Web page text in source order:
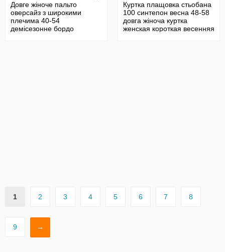
Довге жіноче пальто
оверсайз з широкими
плечима 40-54
демісезонне бордо
Куртка плащовка стьобана
100 синтепон весна 48-58
довга жіноча куртка
женская короткая весенняя
1 2 3 4 5 6 7 8
9 →